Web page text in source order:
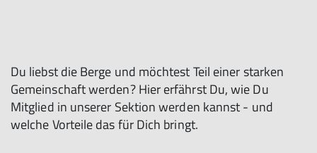
Du liebst die Berge und möchtest Teil einer starken
Gemeinschaft werden? Hier erfährst Du, wie Du
Mitglied in unserer Sektion werden kannst - und
welche Vorteile das für Dich bringt.